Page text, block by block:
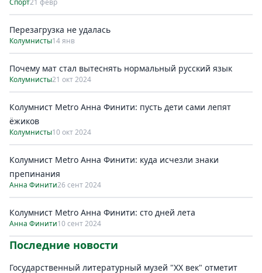
Спорт21 февр
Перезагрузка не удалась
Колумнисты14 янв
Почему мат стал вытеснять нормальный русский язык
Колумнисты21 окт 2024
Колумнист Metro Анна Финити: пусть дети сами лепят
ёжиков
Колумнисты10 окт 2024
Колумнист Metro Анна Финити: куда исчезли знаки
препинания
Анна Финити26 сент 2024
Колумнист Metro Анна Финити: сто дней лета
Анна Финити10 сент 2024
Последние новости
Государственный литературный музей "ХХ век" отметит